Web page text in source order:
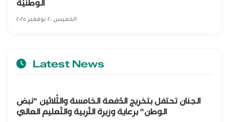
الوطنيّة
الخميس ٢٠ نوفمبر ٢٠٢٥
Latest News
الجنان تحتفل بتخريج الدّفعة الخامسة والثّلاثين "نبض
الوطن" برعاية وزيرة التّربية والتّعليم العالي